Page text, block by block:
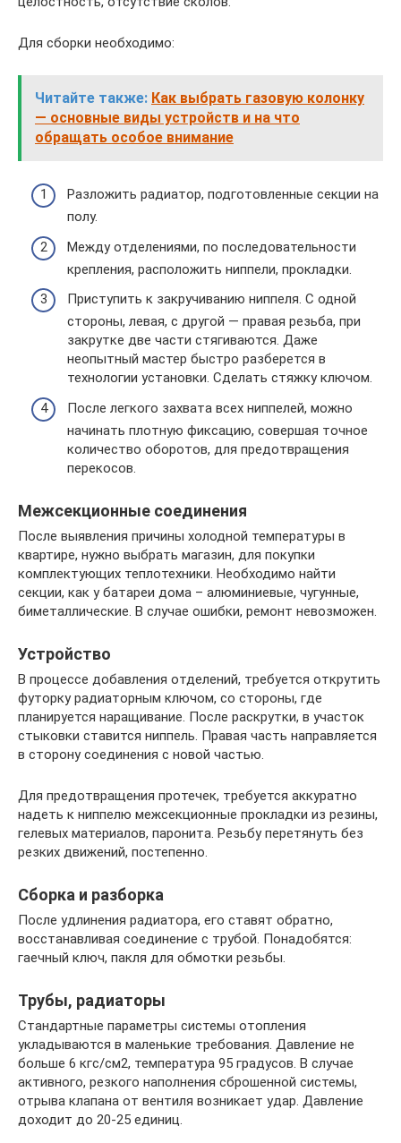
Для сборки необходимо:
Читайте также: Как выбрать газовую колонку
— основные виды устройств и на что
обращать особое внимание
Разложить радиатор, подготовленные секции на
полу.
Между отделениями, по последовательности
крепления, расположить ниппели, прокладки.
Приступить к закручиванию ниппеля. С одной
стороны, левая, с другой — правая резьба, при
закрутке две части стягиваются. Даже
неопытный мастер быстро разберется в
технологии установки. Сделать стяжку ключом.
После легкого захвата всех ниппелей, можно
начинать плотную фиксацию, совершая точное
количество оборотов, для предотвращения
перекосов.
Межсекционные соединения
После выявления причины холодной температуры в
квартире, нужно выбрать магазин, для покупки
комплектующих теплотехники. Необходимо найти
секции, как у батареи дома – алюминиевые, чугунные,
биметаллические. В случае ошибки, ремонт невозможен.
Устройство
В процессе добавления отделений, требуется открутить
футорку радиаторным ключом, со стороны, где
планируется наращивание. После раскрутки, в участок
стыковки ставится ниппель. Правая часть направляется
в сторону соединения с новой частью.
Для предотвращения протечек, требуется аккуратно
надеть к ниппелю межсекционные прокладки из резины,
гелевых материалов, паронита. Резьбу перетянуть без
резких движений, постепенно.
Сборка и разборка
После удлинения радиатора, его ставят обратно,
восстанавливая соединение с трубой. Понадобятся:
гаечный ключ, пакля для обмотки резьбы.
Трубы, радиаторы
Стандартные параметры системы отопления
укладываются в маленькие требования. Давление не
больше 6 кгс/см2, температура 95 градусов. В случае
активного, резкого наполнения сброшенной системы,
отрыва клапана от вентиля возникает удар. Давление
доходит до 20-25 единиц.